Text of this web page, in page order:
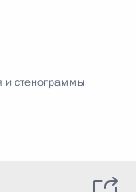
и стенограммы